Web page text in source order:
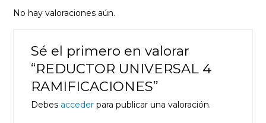
No hay valoraciones aún.
Sé el primero en valorar
“REDUCTOR UNIVERSAL 4
RAMIFICACIONES”
Debes accederpara publicar una valoración.